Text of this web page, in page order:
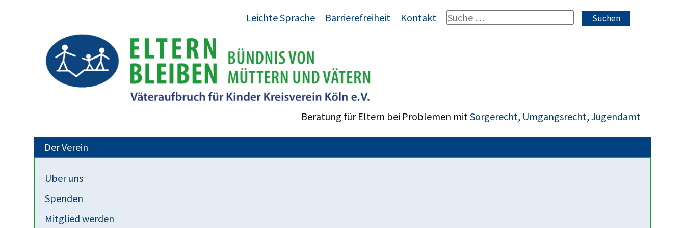
Leichte Sprache Barrierefreiheit Kontakt Suchen
Beratung für Eltern bei Problemen mitSorgerecht, Umgangsrecht, Jugendamt
Der Verein
Über uns
Spenden
Mitglied werden
Freizeit
Treki-Feriencamp 2026 – jetzt Anmelden